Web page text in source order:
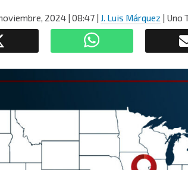
2024| 08:47| J. Luis Márquez | Uno